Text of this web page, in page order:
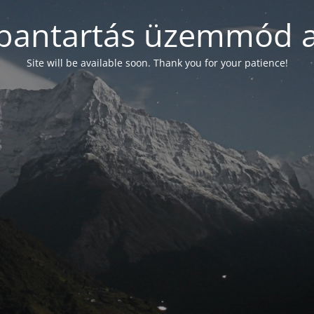
üzemmód
Site will be available soon. Thank you for your patience!